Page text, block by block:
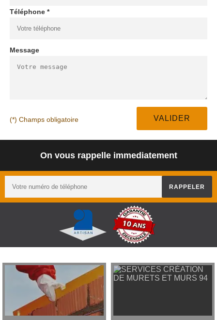
Téléphone *
Message
(*) Champs obligatoire
On vous rappelle immediatement